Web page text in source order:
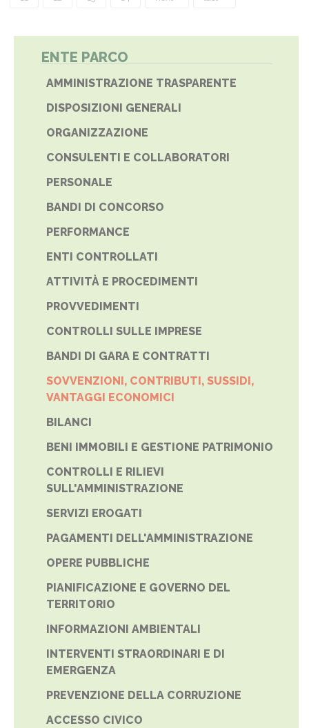
ENTE PARCO
AMMINISTRAZIONE TRASPARENTE
DISPOSIZIONI GENERALI
ORGANIZZAZIONE
CONSULENTI E COLLABORATORI
PERSONALE
BANDI DI CONCORSO
PERFORMANCE
ENTI CONTROLLATI
ATTIVITÀ E PROCEDIMENTI
PROVVEDIMENTI
CONTROLLI SULLE IMPRESE
BANDI DI GARA E CONTRATTI
SOVVENZIONI, CONTRIBUTI, SUSSIDI,
VANTAGGI ECONOMICI
BILANCI
BENI IMMOBILI E GESTIONE PATRIMONIO
CONTROLLI E RILIEVI
SULL'AMMINISTRAZIONE
SERVIZI EROGATI
PAGAMENTI DELL'AMMINISTRAZIONE
OPERE PUBBLICHE
PIANIFICAZIONE E GOVERNO DEL
TERRITORIO
INFORMAZIONI AMBIENTALI
INTERVENTI STRAORDINARI E DI
EMERGENZA
PREVENZIONE DELLA CORRUZIONE
ACCESSO CIVICO